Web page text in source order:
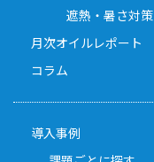
遮熱・暑さ対策
月次オイルレポート
コラム
導入事例